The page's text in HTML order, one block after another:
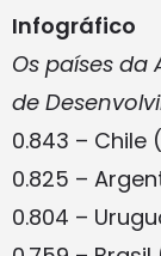
Infográfico
Os países
de
0.843 – Chile
0.825 –
0.804 –